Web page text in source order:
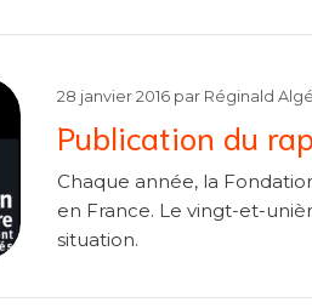
Publication du
28 janvier 2016 par Réginald
Chaque année, la
en France. Le vingt-et-
situation.